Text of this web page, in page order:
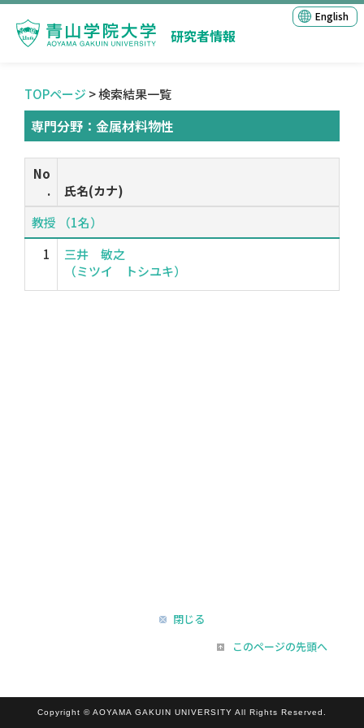
研究者情報
English
TOPページ > 検索結果一覧
専門分野：金属材料物性
No
.
氏名(カナ)
教授 （1名）
1
三井 敏之
（ミツイ トシユキ）
閉じる
このページの先頭へ
Copyright © AOYAMA GAKUIN UNIVERSITY All Rights Reserved.